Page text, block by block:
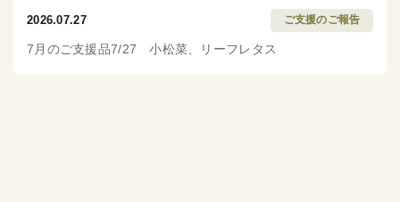
2026.07.27 ご支援のご報告
7月のご支援品7/27 小松菜、リーフレタス